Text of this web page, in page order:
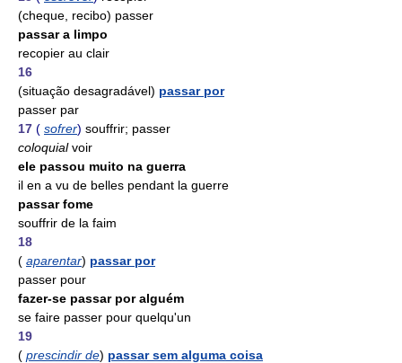
(cheque, recibo) passer
passar a limpo
recopier au clair
16
(situação desagradável) passar por
passer par
17 ( sofrer) souffrir; passer
coloquial voir
ele passou muito na guerra
il en a vu de belles pendant la guerre
passar fome
souffrir de la faim
18
( aparentar) passar por
passer pour
fazer-se passar por alguém
se faire passer pour quelqu'un
19
( prescindir de) passar sem alguma coisa